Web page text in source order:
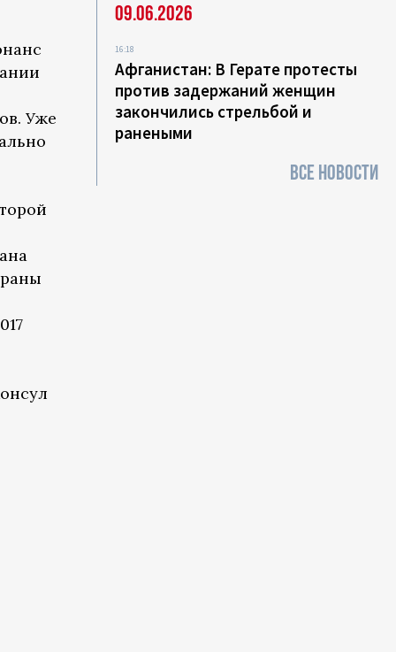
Уже
09.06.2026
16:18
Афганистан: В Герате протесты
против задержаний женщин
закончились стрельбой и
ранеными
ВСЕ НОВОСТИ